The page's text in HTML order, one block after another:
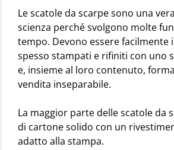
Le scatole da scarpe sono una
scienza perché svolgono molte
tempo. Devono essere facilmente
spesso stampati e rifiniti con uno
e, insieme al loro contenuto,
vendita inseparabile.
La maggior parte delle scatole da
di cartone solido con un
adatto alla stampa.